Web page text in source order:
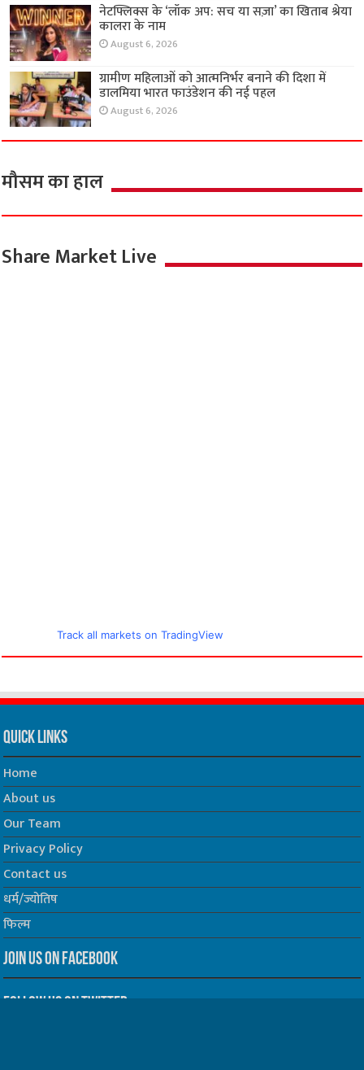
नेटफ्लिक्स के ‘लॉक अप: सच या सज़ा’ का खिताब श्रेया
कालरा के नाम
August 6, 2026
ग्रामीण महिलाओं को आत्मनिर्भर बनाने की दिशा में
डालमिया भारत फाउंडेशन की नई पहल
August 6, 2026
मौसम का हाल
Share Market Live
Track all markets on TradingView
Quick Links
Home
About us
Our Team
Privacy Policy
Contact us
धर्म/ज्योतिष
फिल्म
Join us on Facebook
Follow us on Twitter